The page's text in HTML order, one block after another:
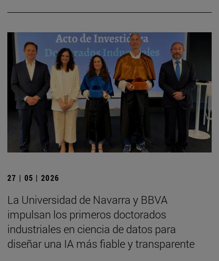
27 | 05 | 2026
La Universidad de Navarra y BBVA
impulsan los primeros doctorados
industriales en ciencia de datos para
diseñar una IA más fiable y transparente